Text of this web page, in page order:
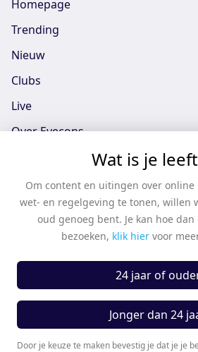
Homepage
Trending
Nieuw
Clubs
Live
Over Eyecons
Eyecons App - iOS
Eyecons App - Android
Vacatures
Casten
Algemene voorwaarden
Algemene voorwaarden partners
Wat is je
Om content en uitingen over online
wet- en regelgeving te tonen, willen
oud genoeg bent. Je kan hoe
bezoeken, klik hier voor
24 jaar of
Jonger dan 24
Door je keuze te maken bevestig je dat je je